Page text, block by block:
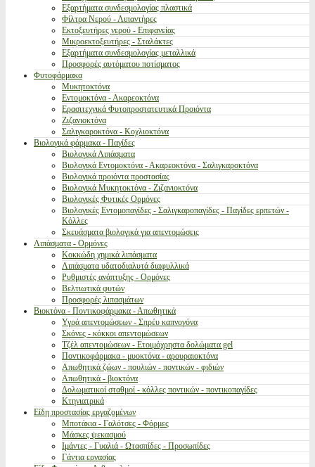
Εξαρτήματα συνδεσμολογίας πλαστικά
Φίλτρα Νερού - Λιπαντήρες
Εκτοξευτήρες νερού - Επιφανείας
Μικροεκτοξευτήρες - Σταλάκτες
Εξαρτήματα συνδεσμολογίας μεταλλικά
Προσφορές αυτόματου ποτίσματος
Φυτοφάρμακα
Μυκητοκτόνα
Εντομοκτόνα - Ακαρεοκτόνα
Ερασιτεχνικά Φυτοπροστατευτικά Προιόντα
Ζιζανιοκτόνα
Σαλιγκαροκτόνα - Κοχλιοκτόνα
Βιολογικά φάρμακα - Παγίδες
Βιολογικά Λιπάσματα
Βιολογικά Εντομοκτόνα - Ακαρεοκτόνα - Σαλιγκαροκτόνα
Βιολογικά προιόντα προστασίας
Βιολογικά Μυκητοκτόνα - Ζιζανιοκτόνα
Βιολογικές Φυτικές Ορμόνες
Βιολογικές Εντομοπαγίδες - Σαλιγκαροπαγίδες - Παγίδες ερπετών -
Κόλλες
Σκευάσματα βιολογικά για απεντομώσεις
Λιπάσματα - Ορμόνες
Κοκκώδη χημικά λιπάσματα
Λιπάσματα υδατοδιαλυτά διαφυλλικά
Ρυθμιστές ανάπτυξης - Ορμόνες
Βελτιωτικά φυτών
Προσφορές λιπασμάτων
Βιοκτόνα - Ποντικοφάρμακα - Απωθητικά
Υγρά απεντομώσεων - Σπρέυ καπνογόνα
Σκόνες - κόκκοι απεντομώσεων
Τζέλ απεντομώσεων - Ετοιμόχρηστα δολώματα gel
Ποντικοφάρμακα - μυοκτόνα - αρουραιοκτόνα
Απωθητικά ζώων - πουλιών - ποντικών - φιδιών
Απωθητικά - βιοκτόνα
Δολωματικοί σταθμοί - κόλλες ποντικών - ποντικοπαγίδες
Κτηνιατρικά
Είδη προστασίας εργαζομένων
Μποτάκια - Γαλότσες - Φόρμες
Μάσκες ψεκασμού
Ιμάντες - Γυαλιά - Ωτασπίδες - Προσωπίδες
Γάντια εργασίας